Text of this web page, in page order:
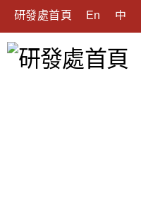
研發處首頁 En 中